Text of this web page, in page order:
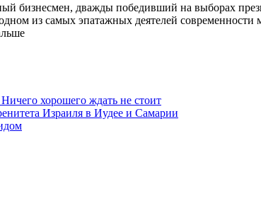
бизнесмен, дважды победивший на выборах
из самых эпатажных деятелей современности
хорошего ждать не стоит
Израиля в Иудее и Самарии